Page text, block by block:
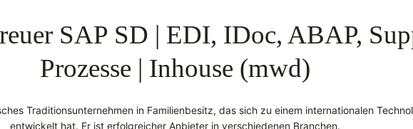
SAP SD | EDI, IDoc, ABAP,
Prozesse | Inhouse (mwd)
Traditionsunternehmen in Familienbesitz, das sich zu einem internationalen
entwickelt hat. Er ist erfolgreicher Anbieter in verschiedenen Branchen.